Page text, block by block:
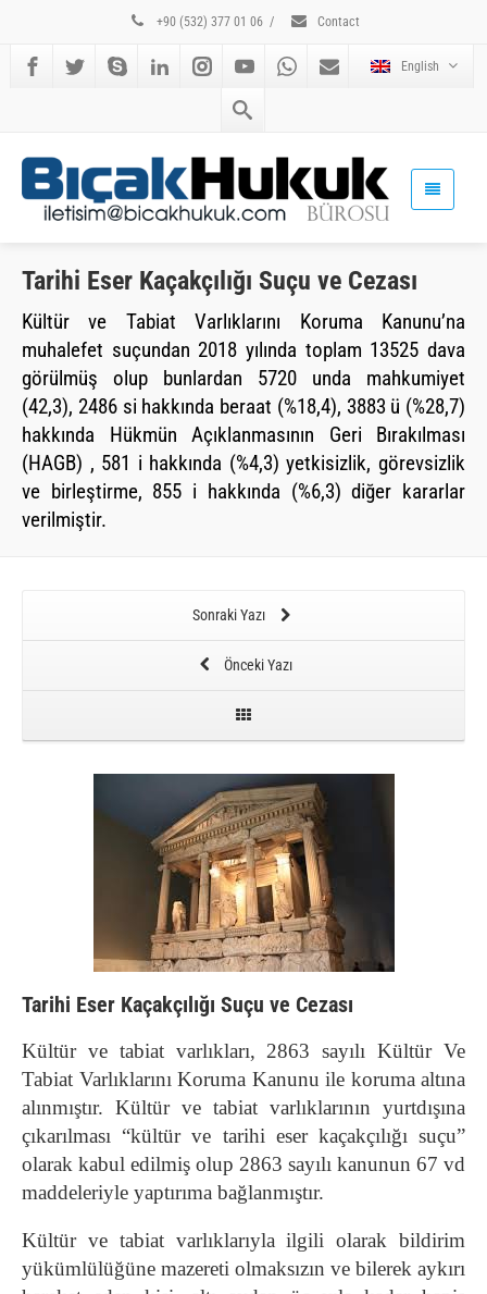
+90 (532) 377 01 06 / Contact
English
Tarihi Eser Kaçakçılığı Suçu ve Cezası
Kültür ve Tabiat Varlıklarını Koruma Kanunu’na
muhalefet suçundan 2018 yılında toplam 13525 dava
görülmüş olup bunlardan 5720 unda mahkumiyet
(42,3), 2486 si hakkında beraat (%18,4), 3883 ü (%28,7)
hakkında Hükmün Açıklanmasının Geri Bırakılması
(HAGB) , 581 i hakkında (%4,3) yetkisizlik, görevsizlik
ve birleştirme, 855 i hakkında (%6,3) diğer kararlar
verilmiştir.
Sonraki Yazı
Önceki Yazı
Tarihi Eser Kaçakçılığı Suçu ve Cezası
Kültür ve tabiat varlıkları, 2863 sayılı Kültür Ve
Tabiat Varlıklarını Koruma Kanunu ile koruma altına
alınmıştır. Kültür ve tabiat varlıklarının yurtdışına
çıkarılması “kültür ve tarihi eser kaçakçılığı suçu”
olarak kabul edilmiş olup 2863 sayılı kanunun 67 vd
maddeleriyle yaptırıma bağlanmıştır.
Kültür ve tabiat varlıklarıyla ilgili olarak bildirim
yükümlülüğüne mazereti olmaksızın ve bilerek aykırı